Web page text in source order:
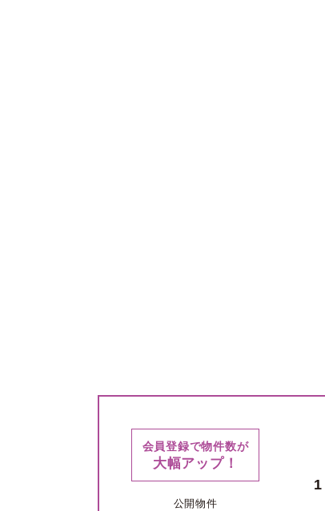
会員登録で物件数が
大幅アップ！
公開物件
1